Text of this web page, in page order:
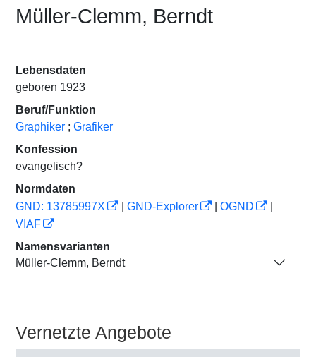
Müller-Clemm, Berndt
Lebensdaten
geboren 1923
Beruf/Funktion
Graphiker ; Grafiker
Konfession
evangelisch?
Normdaten
GND: 13785997X
GND-Explorer OGND
VIAF
Namensvarianten
Müller-Clemm, Berndt
Vernetzte Angebote